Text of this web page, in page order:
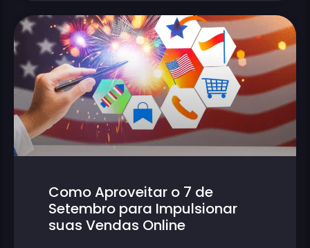
Como Aproveitar o 7 de
Setembro para Impulsionar
suas Vendas Online